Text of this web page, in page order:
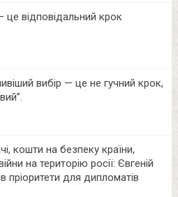
відповідальний крок
вибір — це не гучний крок,
кошти на безпеку країни,
на територію росії: Євгеній
пріоритети для дипломатів